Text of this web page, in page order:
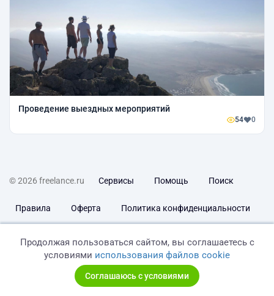
Проведение выездных мероприятий
54 0
© 2026 freelance.ru Сервисы Помощь Поиск
Правила Оферта Политика конфиденциальности
Продолжая пользоваться сайтом, вы соглашаетесь с
условиями использования файлов cookie
Соглашаюсь с условиями